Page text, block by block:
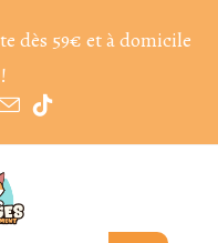
dès 59€ et à domicile